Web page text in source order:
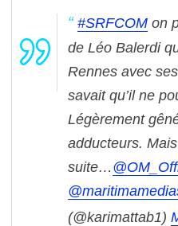
#SRFCOM on
de Léo Balerdi
Rennes avec
savait qu’il ne
Légèrement
adducteurs.
suite…
(@karimattab1)